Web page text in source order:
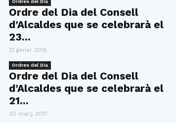
del
Maresme
Ordres del Dia
Ordre del Dia del Consell
d’Alcaldes que se celebrarà el
23...
21 gener 2015
Ordres del Dia
Ordre del Dia del Consell
d’Alcaldes que se celebrarà el
21...
20 març 2017